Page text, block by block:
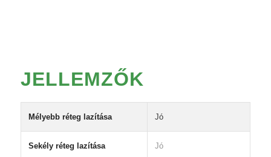
JELLEMZŐK
Mélyebb réteg lazítása Jó
Sekély réteg lazítása Jó